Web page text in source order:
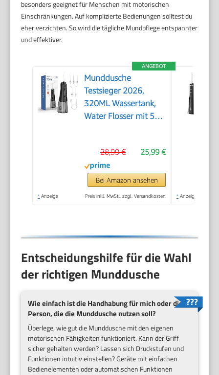
besonders geeignet für Menschen mit motorischen
Einschränkungen. Auf komplizierte Bedienungen solltest du
eher verzichten. So wird die tägliche Mundpflege entspannter
und effektiver.
ANGEBOT
Munddusche
Testsieger 2026,
320ML Wassertank,
Water Flosser mit 5
Wasserdicht,USB-C-
Ladung, Oral Irrigator
für Oral Health
Enthusiasten Tägliche
25,99 €
28,99 €
Bei Amazon ansehen
* Anzeige Preis inkl. MwSt., zzgl. Versandkosten * Anzeige
Entscheidungshilfe für die Wahl
der richtigen Munddusche
Wie einfach ist die Handhabung für mich oder die
Person, die die Munddusche nutzen soll?
Überlege, wie gut die Munddusche mit den eigenen
motorischen Fähigkeiten funktioniert. Kann der Griff
sicher gehalten werden? Lassen sich Druckstufen und
Funktionen intuitiv einstellen? Geräte mit einfachen
Bedienelementen oder automatischen Funktionen